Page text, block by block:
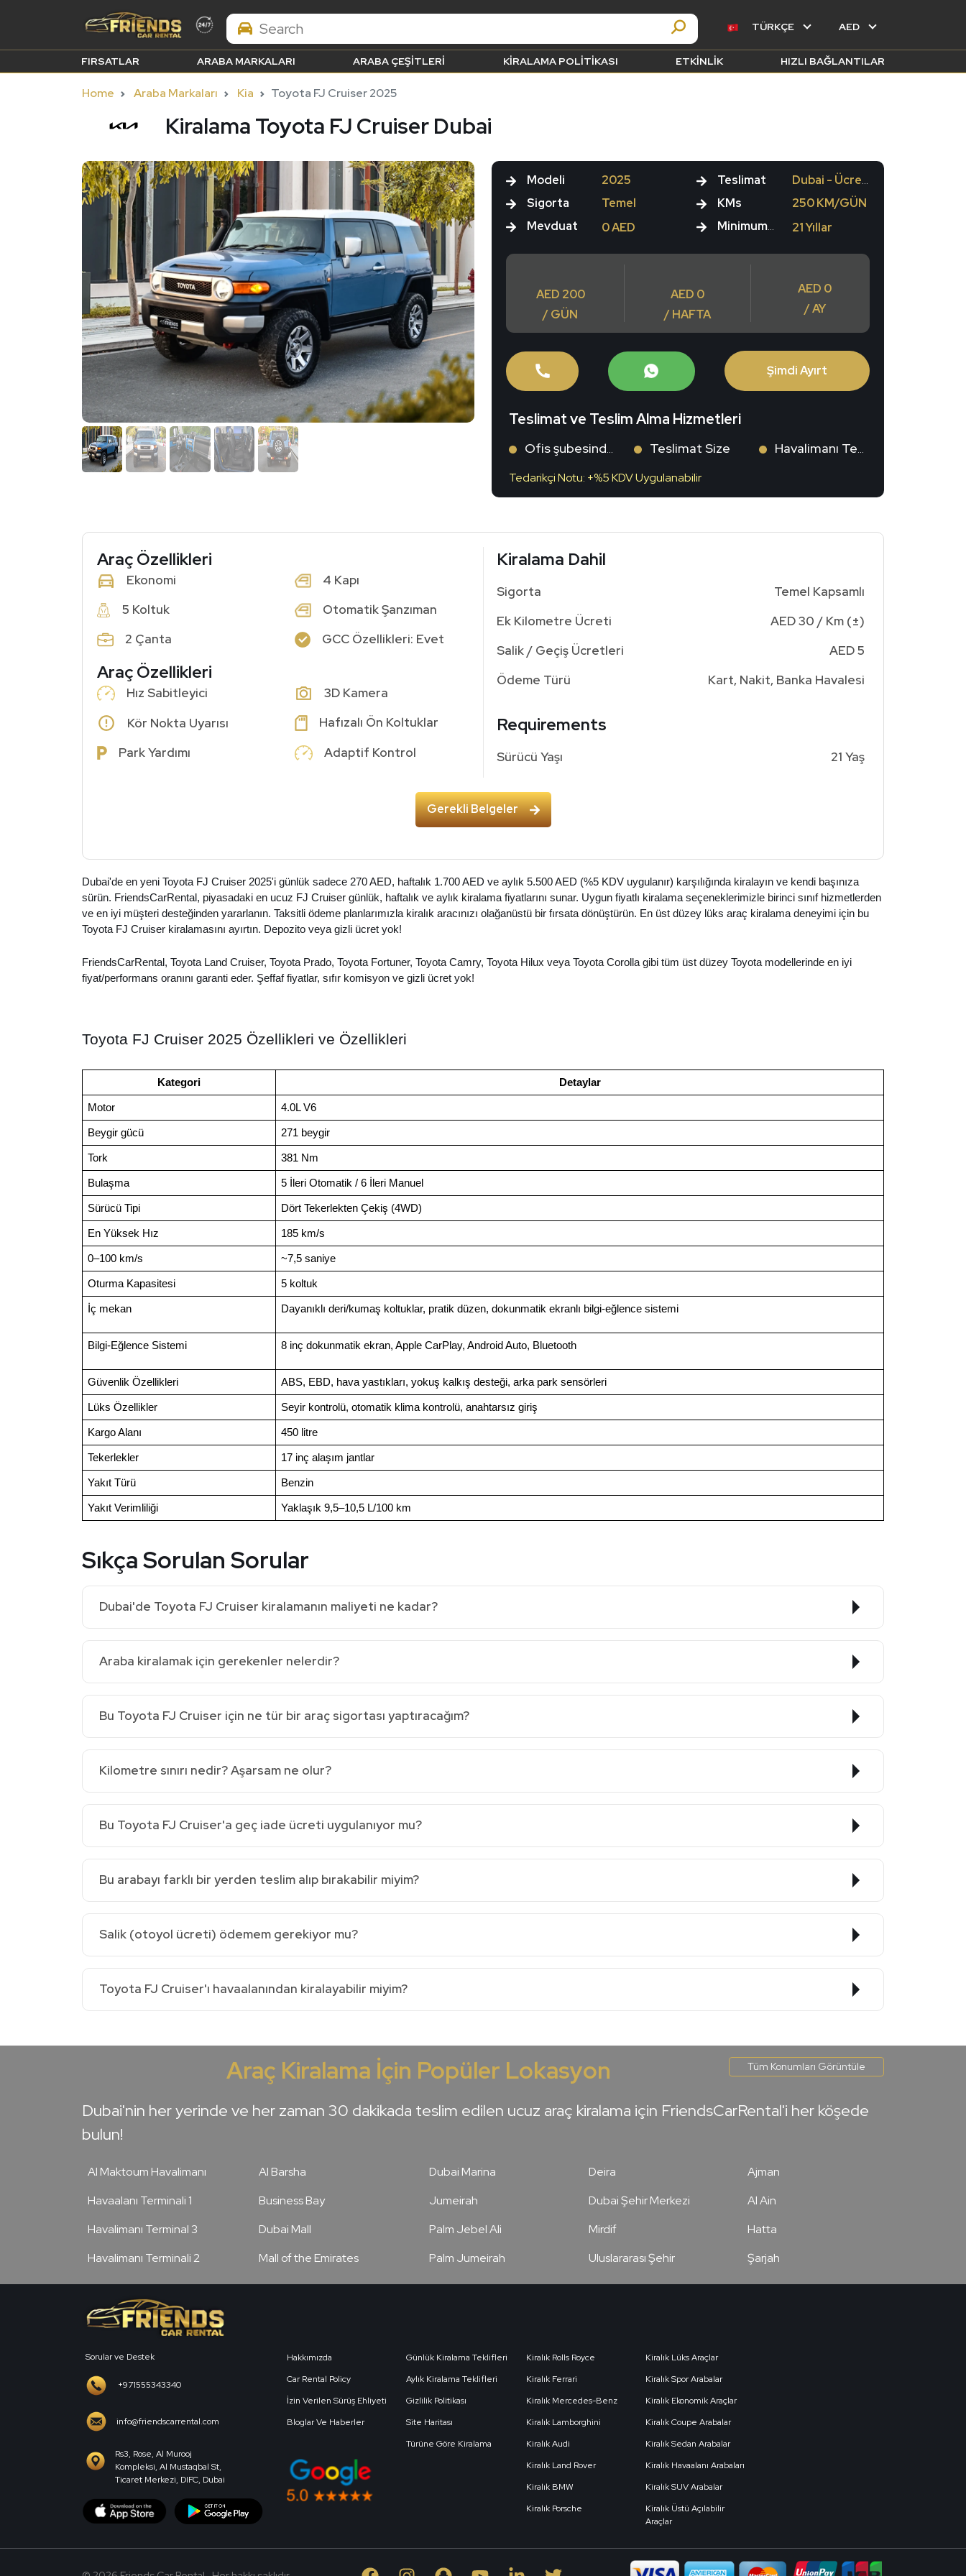
Search Brands TÜRKÇE AED
FIRSATLAR ARABA MARKALARI ARABA ÇEŞITLERI KIRALAMA POLITIKASI ETKINLIK HIZLI BAĞLANTILAR
Home Araba Markaları Kia Toyota FJ Cruiser 2025
Kiralama Toyota FJ Cruiser Dubai
Modeli
Sigorta
Mevduat
2025
Temel
0 AED
Teslimat
KMs
Minimum Yaş
Dubai - Ücretsiz
250 KM/GÜN
21 Yıllar
AED 200
/ GÜN
AED 0
/ HAFTA
AED 0
/ AY
Şimdi Ayırt
Teslimat ve Teslim Alma Hizmetleri
Ofis şubesinden teslim alın Teslimat Size Havalimanı Teslimatı
Tedarikçi Notu: +%5 KDV Uygulanabilir
Araç Özellikleri
Ekonomi
4 Kapı
5 Koltuk
Otomatik Şanzıman
2 Çanta
GCC Özellikleri: Evet
Araç Özellikleri
Hız Sabitleyici
3D Kamera
Kör Nokta Uyarısı
Hafızalı Ön Koltuklar
Park Yardımı
Adaptif Kontrol
Kiralama Dahil
Sigorta
Ek Kilometre Ücreti
Salik / Geçiş Ücretleri
Ödeme Türü
Temel Kapsamlı
AED 30 / Km (±)
AED 5
Kart, Nakit, Banka Havalesi
Requirements
Sürücü Yaşı 21 Yaş
Gerekli Belgeler
Dubai'de en yeni Toyota FJ Cruiser 2025'i günlük sadece 270 AED, haftalık 1.700 AED ve aylık 5.500 AED (%5 KDV uygulanır) karşılığında kiralayın ve kendi başınıza
sürün. FriendsCarRental, piyasadaki en ucuz FJ Cruiser günlük, haftalık ve aylık kiralama fiyatlarını sunar. Uygun fiyatlı kiralama seçeneklerimizle birinci sınıf hizmetlerden
ve en iyi müşteri desteğinden yararlanın. Taksitli ödeme planlarımızla kiralık aracınızı olağanüstü bir fırsata dönüştürün. En üst düzey lüks araç kiralama deneyimi için bu
Toyota FJ Cruiser kiralamasını ayırtın. Depozito veya gizli ücret yok!
FriendsCarRental, Toyota Land Cruiser, Toyota Prado, Toyota Fortuner, Toyota Camry, Toyota Hilux veya Toyota Corolla gibi tüm üst düzey Toyota modellerinde en iyi
fiyat/performans oranını garanti eder. Şeffaf fiyatlar, sıfır komisyon ve gizli ücret yok!
Toyota FJ Cruiser 2025 Özellikleri ve Özellikleri
Kategori Detaylar
Motor 4.0L V6
Beygir gücü 271 beygir
Tork 381 Nm
Bulaşma 5 İleri Otomatik / 6 İleri Manuel
Sürücü Tipi Dört Tekerlekten Çekiş (4WD)
En Yüksek Hız 185 km/s
0–100 km/s ~7,5 saniye
Oturma Kapasitesi 5 koltuk
İç mekan Dayanıklı deri/kumaş koltuklar, pratik düzen, dokunmatik ekranlı bilgi-eğlence sistemi
Bilgi-Eğlence Sistemi 8 inç dokunmatik ekran, Apple CarPlay, Android Auto, Bluetooth
Güvenlik Özellikleri ABS, EBD, hava yastıkları, yokuş kalkış desteği, arka park sensörleri
Lüks Özellikler Seyir kontrolü, otomatik klima kontrolü, anahtarsız giriş
Kargo Alanı 450 litre
Tekerlekler 17 inç alaşım jantlar
Yakıt Türü Benzin
Yakıt Verimliliği Yaklaşık 9,5–10,5 L/100 km
Sıkça Sorulan Sorular
Dubai'de Toyota FJ Cruiser kiralamanın maliyeti ne kadar?
Araba kiralamak için gerekenler nelerdir?
Bu Toyota FJ Cruiser için ne tür bir araç sigortası yaptıracağım?
Kilometre sınırı nedir? Aşarsam ne olur?
Bu Toyota FJ Cruiser'a geç iade ücreti uygulanıyor mu?
Bu arabayı farklı bir yerden teslim alıp bırakabilir miyim?
Salik (otoyol ücreti) ödemem gerekiyor mu?
Toyota FJ Cruiser'ı havaalanından kiralayabilir miyim?
Araç Kiralama İçin Popüler Lokasyon Tüm Konumları Görüntüle
Dubai'nin her yerinde ve her zaman 30 dakikada teslim edilen ucuz araç kiralama için FriendsCarRental'i her köşede
bulun!
Al Maktoum Havalimanı
Havaalanı Terminali 1
Havalimanı Terminal 3
Havalimanı Terminali 2
Al Barsha
Business Bay
Dubai Mall
Mall of the Emirates
Dubai Marina
Jumeirah
Palm Jebel Ali
Palm Jumeirah
Deira
Dubai Şehir Merkezi
Mirdif
Uluslararası Şehir
Ajman
Al Ain
Hatta
Şarjah
Sorular ve Destek
+971555343340
info@friendscarrental.com
Rs3, Rose, Al Murooj
Kompleksi, Al Mustaqbal St,
Ticaret Merkezi, DIFC, Dubai
Hakkımızda
Car Rental Policy
İzin Verilen Sürüş Ehliyeti
Bloglar Ve Haberler
Günlük Kiralama Teklifleri
Aylık Kiralama Teklifleri
Gizlilik Politikası
Site Haritası
Türüne Göre Kiralama
Kiralık Rolls Royce
Kiralık Ferrari
Kiralık Mercedes-Benz
Kiralık Lamborghini
Kiralık Audi
Kiralık Land Rover
Kiralık BMW
Kiralık Porsche
Kiralık Lüks Araçlar
Kiralık Spor Arabalar
Kiralık Ekonomik Araçlar
Kiralık Coupe Arabalar
Kiralık Sedan Arabalar
Kiralık Havaalanı Arabaları
Kiralık SUV Arabalar
Kiralık Üstü Açılabilir
Araçlar